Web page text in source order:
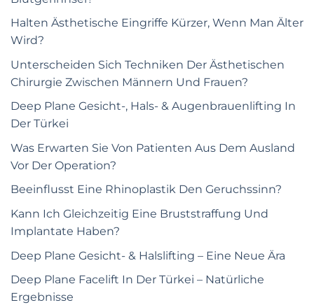
Halten Ästhetische Eingriffe Kürzer, Wenn Man Älter
Wird?
Unterscheiden Sich Techniken Der Ästhetischen
Chirurgie Zwischen Männern Und Frauen?
Deep Plane Gesicht-, Hals- & Augenbrauenlifting In
Der Türkei
Was Erwarten Sie Von Patienten Aus Dem Ausland
Vor Der Operation?
Beeinflusst Eine Rhinoplastik Den Geruchssinn?
Kann Ich Gleichzeitig Eine Bruststraffung Und
Implantate Haben?
Deep Plane Gesicht- & Halslifting – Eine Neue Ära
Deep Plane Facelift In Der Türkei – Natürliche
Ergebnisse